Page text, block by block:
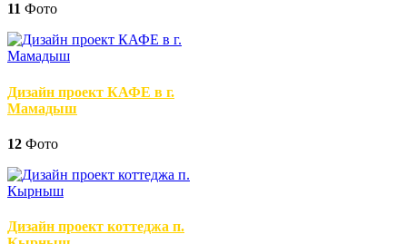
11 Фото
Дизайн проект КАФЕ в г.
Мамадыш
12 Фото
Дизайн проект коттеджа п.